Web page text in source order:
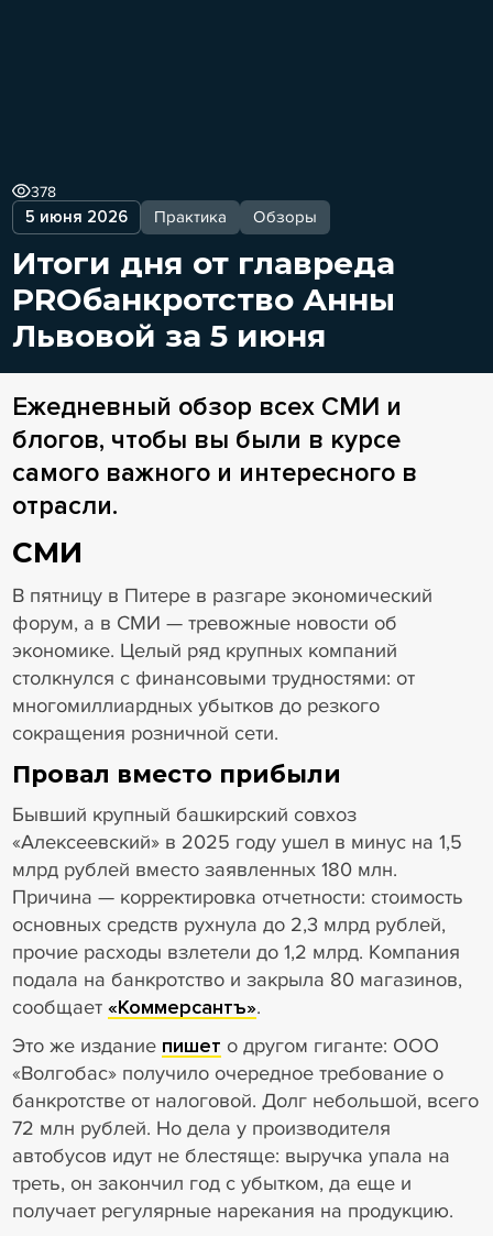
5 июня 2026 Практика Обзоры
378
Итоги дня от главреда
PROбанкротство Анны
Львовой за 5 июня
Ежедневный обзор всех СМИ и
блогов, чтобы вы были в курсе
самого важного и интересного в
отрасли.
СМИ
В пятницу в Питере в разгаре экономический
форум, а в СМИ — тревожные новости об
экономике. Целый ряд крупных компаний
столкнулся с финансовыми трудностями: от
многомиллиардных убытков до резкого
сокращения розничной сети.
Провал вместо прибыли
Бывший крупный башкирский совхоз
«Алексеевский» в 2025 году ушел в минус на 1,5
млрд рублей вместо заявленных 180 млн.
Причина — корректировка отчетности: стоимость
основных средств рухнула до 2,3 млрд рублей,
прочие расходы взлетели до 1,2 млрд. Компания
подала на банкротство и закрыла 80 магазинов,
сообщает «Коммерсантъ».
Это же издание пишет о другом гиганте: ООО
«Волгобас» получило очередное требование о
банкротстве от налоговой. Долг небольшой, всего
72 млн рублей. Но дела у производителя
автобусов идут не блестяще: выручка упала на
треть, он закончил год с убытком, да еще и
получает регулярные нарекания на продукцию.